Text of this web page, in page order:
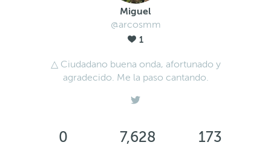
Miguel
@arcosmm
1
△ Ciudadano buena onda, afortunado y
agradecido. Me la paso cantando.
0 7,628 173